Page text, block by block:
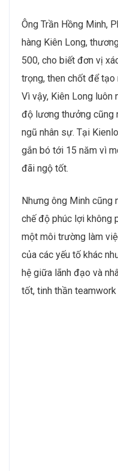
Ông Trần Hồng Minh,
hàng Kiên Long,
500, cho biết đơn vị
trọng, then chốt để tạo
Vì vậy, Kiên Long luôn
độ lương thưởng cũng
ngũ nhân sự. Tại
gắn bó tới 15 năm vì
đãi ngộ tốt.
Nhưng ông Minh cũng
chế độ phúc lợi không
một môi trường làm
của các yếu tố khác
hệ giữa lãnh đạo và
tốt, tinh thần